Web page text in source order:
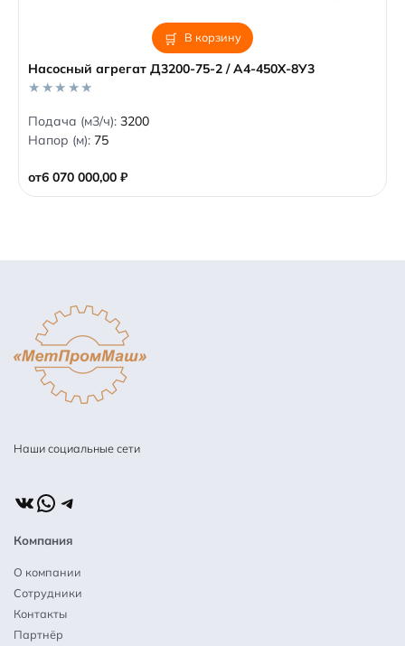
В корзину
Насосный агрегат Д3200-75-2 / А4-450Х-8У3
от6 070 000,00 ₽
0
o
u
f
5
Подача (м3/ч): 3200
Напор (м): 75
Наши социальные сети
ВКонтакте
WhatsApp
Telegram
Компания
О компании
Сотрудники
Контакты
Партнёр